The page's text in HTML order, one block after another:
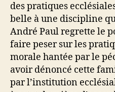
des pratiques
belle à une discipline
André Paul regrette le
faire peser sur les
morale hantée par le
avoir dénoncé cette
par l’institution